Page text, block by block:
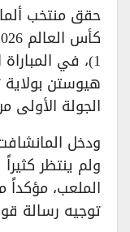
حقق منتخب
1)، في
هيوستن
الجولة الأولى
ودخل
ولم ينتظر
الملعب، مؤكداً
توجيه رسالة